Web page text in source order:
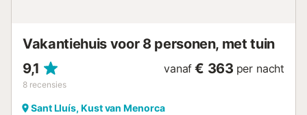
luchthaven v...
Vakantiehuis voor 8 personen, met tuin
9,1
8 recensies
vanaf € 363 per nacht
Sant Lluís, Kust van Menorca